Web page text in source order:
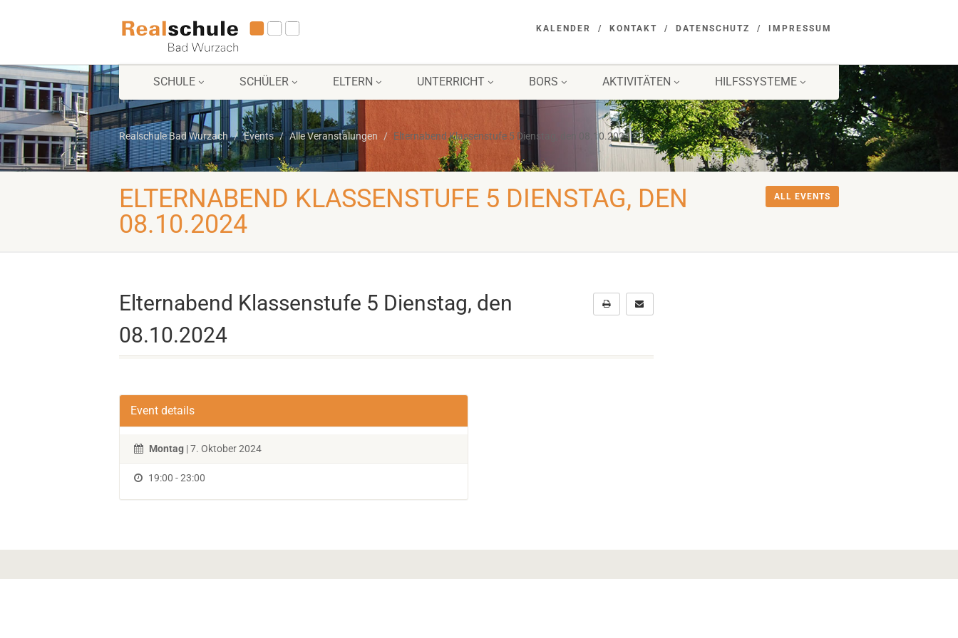
KALENDER KONTAKT DATENSCHUTZ IMPRESSUM
SCHULE SCHÜLER ELTERN UNTERRICHT BORS AKTIVITÄTEN HILFSSYSTEME
Realschule Bad Wurzach Events Alle Veranstalungen Elternabend Klassenstufe 5 Dienstag, den 08.10.2024
ELTERNABEND KLASSENSTUFE 5 DIENSTAG, DEN
08.10.2024
ALL EVENTS
Elternabend Klassenstufe 5 Dienstag, den
08.10.2024
Event details
Montag | 7. Oktober 2024
19:00 - 23:00